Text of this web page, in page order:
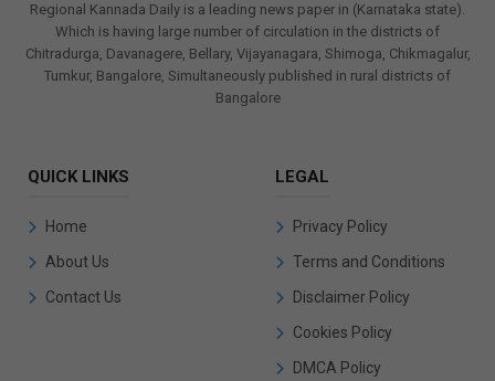
Regional Kannada Daily is a leading news paper in (Karnataka state).
Which is having large number of circulation in the districts of
Chitradurga, Davanagere, Bellary, Vijayanagara, Shimoga, Chikmagalur,
Tumkur, Bangalore, Simultaneously published in rural districts of
Bangalore
QUICK LINKS
Home
About Us
Contact Us
LEGAL
Privacy Policy
Terms and Conditions
Disclaimer Policy
Cookies Policy
DMCA Policy